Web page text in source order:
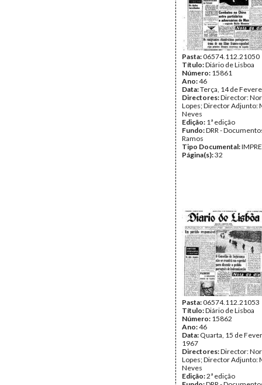
Pasta:06574.112.21050
Título:Diário de Lisboa
Número: 15861
Ano:46
Data:Terça, 14 de
Directores:Director:
Lopes; Director Adjunto:
Neves
Edição: 1ª edição
Fundo:DRR -
Ramos
Tipo Documental:
Página(s):32
Pasta:06574.112.21053
Título:Diário de Lisboa
Número: 15862
Ano:46
Data: Quarta, 15 de
1967
Directores:Director:
Lopes; Director Adjunto:
Neves
Edição:2ª edição